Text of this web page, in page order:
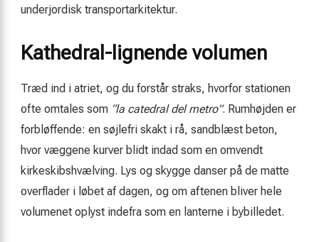
underjordisk transportarkitektur.
Kathedral-lignende volumen
Træd ind i atriet, og du forstår straks, hvorfor stationen
ofte omtales som “la catedral del metro”. Rumhøjden er
forbløffende: en søjlefri skakt i rå, sandblæst beton,
hvor væggene kurver blidt indad som en omvendt
kirkeskibshvælving. Lys og skygge danser på de matte
overflader i løbet af dagen, og om aftenen bliver hele
volumenet oplyst indefra som en lanterne i bybilledet.